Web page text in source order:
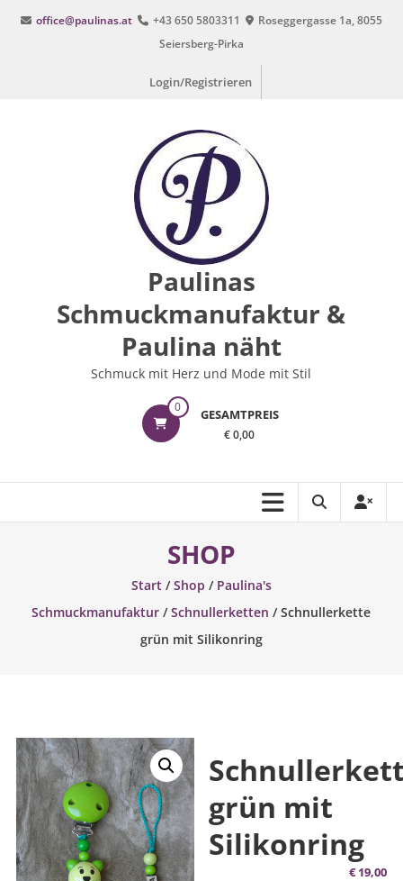
Inhalt
office@paulinas.at +43 650 5803311
Roseggergasse 1a, 8055
Seiersberg-Pirka
Login/Registrieren
Paulinas
Schmuckmanufaktur &
Paulina näht
Schmuck mit Herz und Mode mit Stil
0 GESAMTPREIS
€ 0,00
SHOP
Start /Shop / Paulina's
Schmuckmanufaktur /Schnullerketten / Schnullerkette
grün mit Silikonring
grün mit
Silikonring
€19,00